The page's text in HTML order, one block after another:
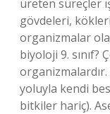
üreten süreçler
gövdeleri,
organizmalar
biyoloji 9.
yoluyla kendi
bitkiler hariç).